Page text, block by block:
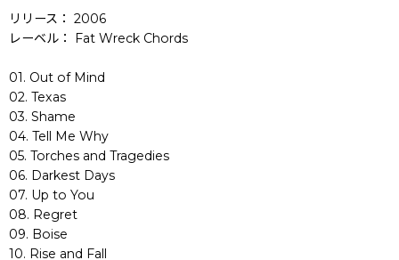
リリース： 2006
レーベル： Fat Wreck Chords
01. Out of Mind
02. Texas
03. Shame
04. Tell Me Why
05. Torches and Tragedies
06. Darkest Days
07. Up to You
08. Regret
09. Boise
10. Rise and Fall